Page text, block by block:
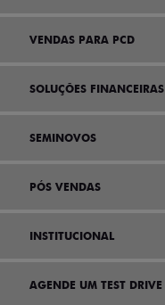
VENDAS PARA PCD
SOLUÇÕES FINANCEIRAS
SEMINOVOS
PÓS VENDAS
INSTITUCIONAL
AGENDE UM TEST DRIVE